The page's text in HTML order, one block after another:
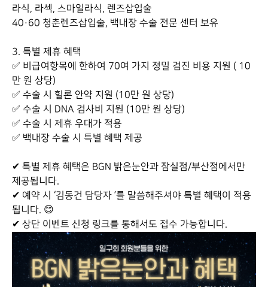
라식, 라섹, 스마일라식, 렌즈삽입술
40·60 청춘렌즈삽입술, 백내장 수술 전문 센터 보유
3. 특별 제휴 혜택
✅ 비급여항목에 한하여 70여 가지 정밀 검진 비용 지원 ( 10
만 원 상당)
✅ 수술 시 힐론 안약 지원 (10만 원 상당)
✅ 수술 시 DNA 검사비 지원 (10만 원 상당)
✅ 수술 시 제휴 우대가 적용
✅ 백내장 수술 시 특별 혜택 제공
✔ 특별 제휴 혜택은 BGN 밝은눈안과 잠실점/부산점에서만
제공됩니다.
✔ 예약 시 ‘김동건 담당자 ’를 말씀해주셔야 특별 혜택이 적용
됩니다. 😊
✔ 상단 이벤트 신청 링크를 통해서도 접수 가능합니다.​